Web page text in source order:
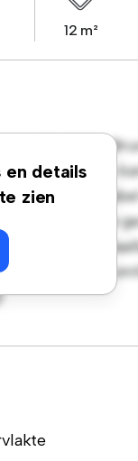
12 m²
en details
zien
72, 1050,
Deze
een
ligging heb je
heeft een
naar een